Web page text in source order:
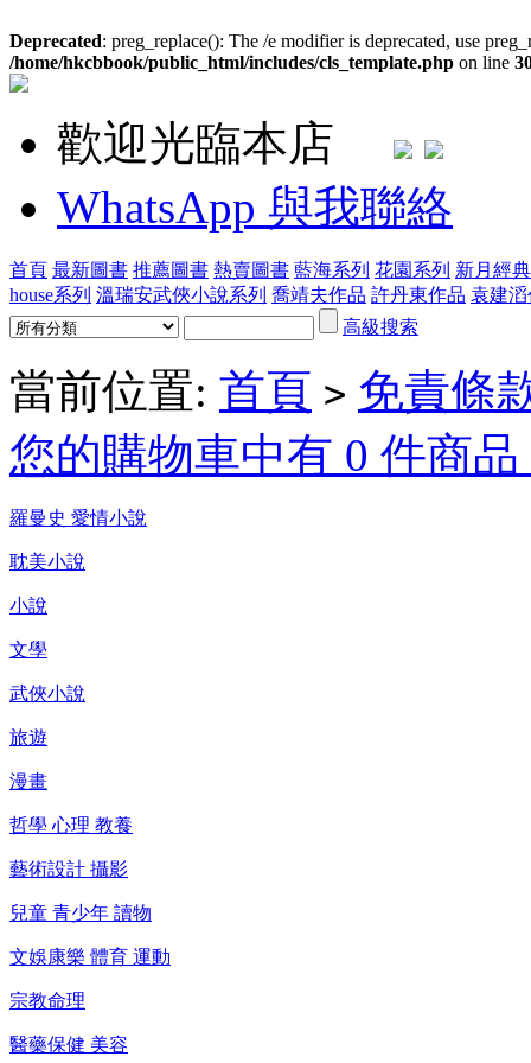
Deprecated: preg_replace(): The /e modifier is deprecated, use
/home/hkcbbook/public_html/includes/cls_template.php on line
歡迎光臨本店
WhatsApp 與我聯絡
首頁 最新圖書 推薦圖書 熱賣圖書 藍海系列 花園系列 新月經
house系列 溫瑞安武俠小說系列 喬靖夫作品 許丹東作品 袁建
高級搜索
當前位置: 首頁 > 免責條
您的購物車中有 0 件商
羅曼史 愛情小說
耽美小說
小說
文學
武俠小說
旅遊
漫畫
哲學 心理 教養
藝術設計 攝影
兒童 青少年 讀物
文娛康樂 體育 運動
宗教命理
醫藥保健 美容